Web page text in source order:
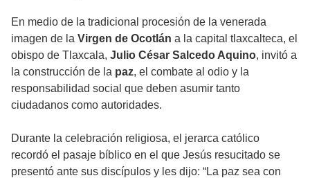
En medio de la tradicional procesión de la venerada
imagen de la Virgen de Ocotlán a la capital tlaxcalteca, el
obispo de Tlaxcala, Julio César Salcedo Aquino, invitó a
la construcción de la paz, el combate al odio y la
responsabilidad social que deben asumir tanto
ciudadanos como autoridades.
Durante la celebración religiosa, el jerarca católico
recordó el pasaje bíblico en el que Jesús resucitado se
presentó ante sus discípulos y les dijo: “La paz sea con